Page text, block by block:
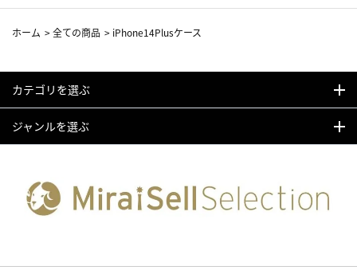
ホーム >全ての商品 > iPhone14Plusケース
カテゴリを選ぶ
ジャンルを選ぶ